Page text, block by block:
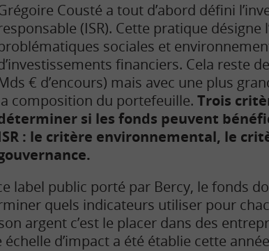
Cousté a tout d’abord défini
(ISR). Cette pratique désigne
sociales et
financiers. Cela reste
€ d’encours) mais avec une plus
composition du portefeuille. Trois
si les fonds peuvent
: le critère environnemental, le
label public porté par Bercy, le fonds
quels indicateurs utiliser pour
argent c’est le placer dans des
d’impact a été établie cette